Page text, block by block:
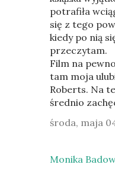
potrafiła
się z tego
kiedy po nią
przeczytam.
Film na
tam moja
Roberts. Na
średnio
środa, maja
Monika